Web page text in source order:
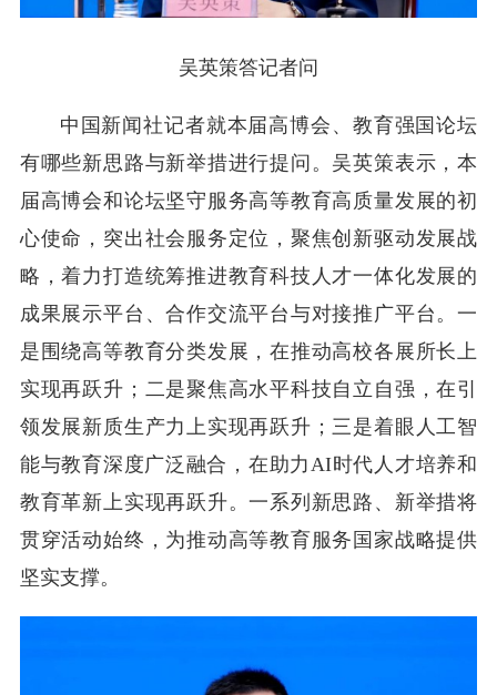
吴英策答记者问
中国新闻社记者就本届高博会、教育强国论坛
有哪些新思路与新举措进行提问。吴英策表示，本
届高博会和论坛坚守服务高等教育高质量发展的初
心使命，突出社会服务定位，聚焦创新驱动发展战
略，着力打造统筹推进教育科技人才一体化发展的
成果展示平台、合作交流平台与对接推广平台。一
是围绕高等教育分类发展，在推动高校各展所长上
实现再跃升；二是聚焦高水平科技自立自强，在引
领发展新质生产力上实现再跃升；三是着眼人工智
能与教育深度广泛融合，在助力AI时代人才培养和
教育革新上实现再跃升。一系列新思路、新举措将
贯穿活动始终，为推动高等教育服务国家战略提供
坚实支撑。